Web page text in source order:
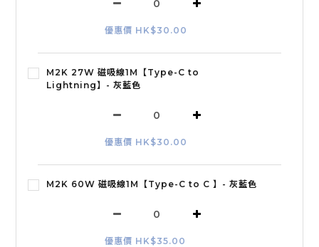
優惠價 HK$30.00
M2K 27W 磁吸線1M【Type-C to
Lightning】- 灰藍色
優惠價 HK$30.00
M2K 60W 磁吸線1M【Type-C to C 】- 灰藍色
優惠價 HK$35.00